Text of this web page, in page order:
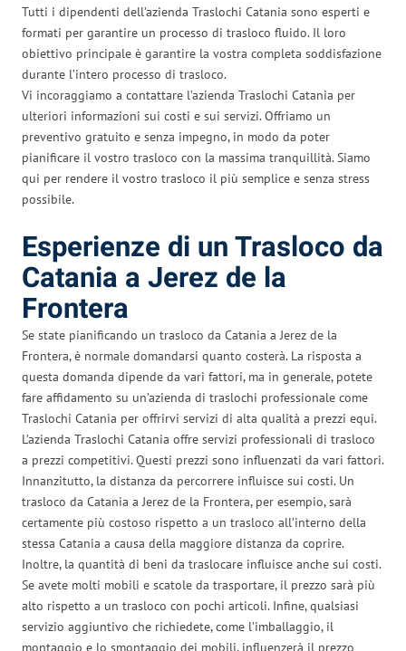
Tutti i dipendenti dell’azienda Traslochi Catania sono esperti e
formati per garantire un processo di trasloco fluido. Il loro
obiettivo principale è garantire la vostra completa soddisfazione
durante l’intero processo di trasloco.
Vi incoraggiamo a contattare l’azienda Traslochi Catania per
ulteriori informazioni sui costi e sui servizi. Offriamo un
preventivo gratuito e senza impegno, in modo da poter
pianificare il vostro trasloco con la massima tranquillità. Siamo
qui per rendere il vostro trasloco il più semplice e senza stress
possibile.
Esperienze di un Trasloco da
Catania a Jerez de la
Frontera
Se state pianificando un trasloco da Catania a Jerez de la
Frontera, è normale domandarsi quanto costerà. La risposta a
questa domanda dipende da vari fattori, ma in generale, potete
fare affidamento su un’azienda di traslochi professionale come
Traslochi Catania per offrirvi servizi di alta qualità a prezzi equi.
L’azienda Traslochi Catania offre servizi professionali di trasloco
a prezzi competitivi. Questi prezzi sono influenzati da vari fattori.
Innanzitutto, la distanza da percorrere influisce sui costi. Un
trasloco da Catania a Jerez de la Frontera, per esempio, sarà
certamente più costoso rispetto a un trasloco all’interno della
stessa Catania a causa della maggiore distanza da coprire.
Inoltre, la quantità di beni da traslocare influisce anche sui costi.
Se avete molti mobili e scatole da trasportare, il prezzo sarà più
alto rispetto a un trasloco con pochi articoli. Infine, qualsiasi
servizio aggiuntivo che richiedete, come l’imballaggio, il
montaggio e lo smontaggio dei mobili, influenzerà il prezzo